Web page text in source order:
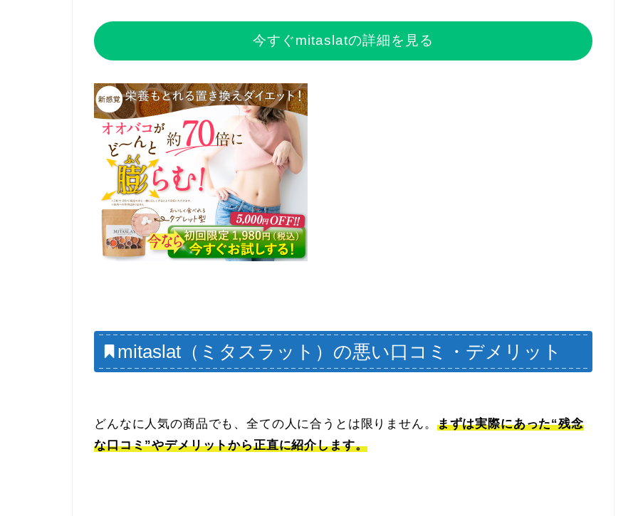
今すぐmitaslatの詳細を見る
mitaslat（ミタスラット）の悪い口コミ・デメリット
どんなに人気の商品でも、全ての人に合うとは限りません。 まずは実際にあった“残念
な口コミ”やデメリットから正直に紹介します。